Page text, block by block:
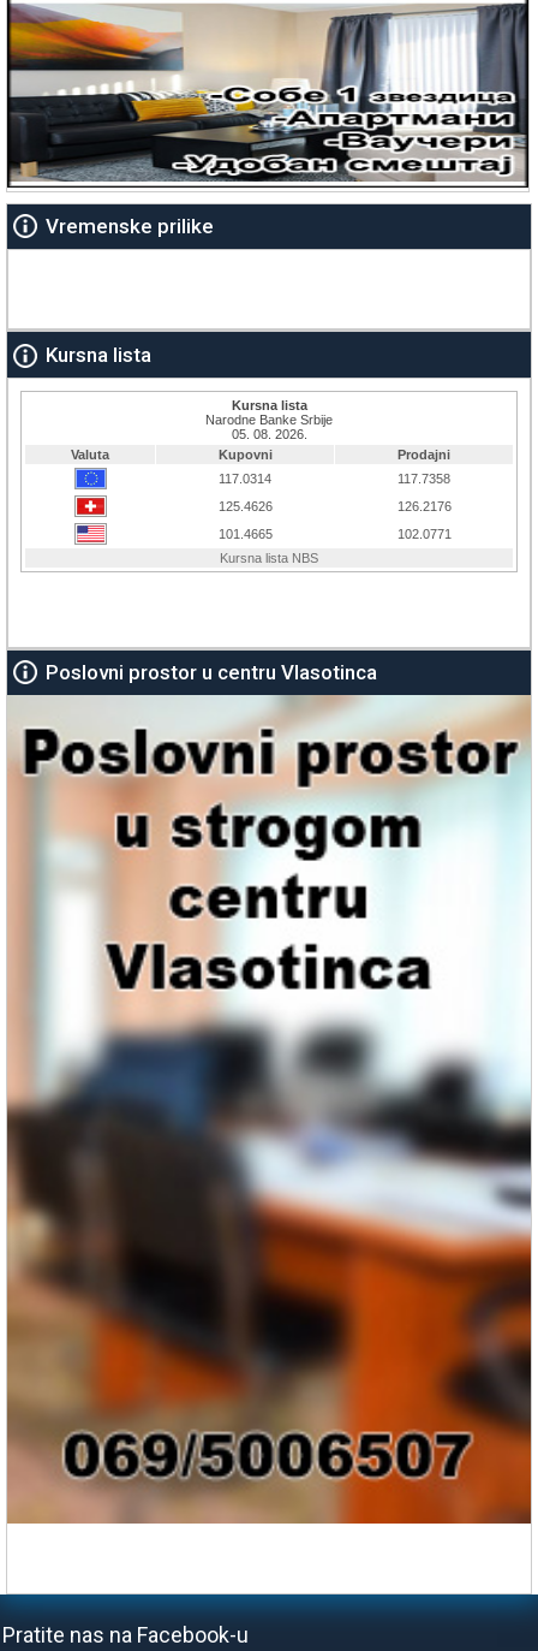
Vremenske prilike
Kursna lista
Poslovni prostor u centru Vlasotinca
Pratite nas na Facebook-u